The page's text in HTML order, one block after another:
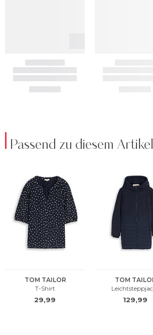
Passend zu diesem Artikel